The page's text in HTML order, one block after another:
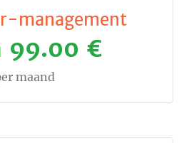
management
99.00 €
maand